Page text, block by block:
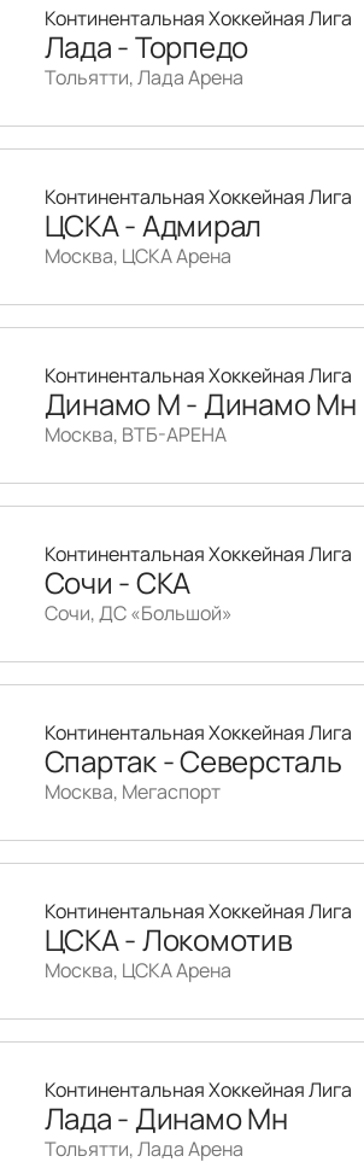
Континентальная Хоккейная Лига
Лада - Торпедо
Тольятти, Лада Арена
Континентальная Хоккейная Лига
ЦСКА - Адмирал
Москва, ЦСКА Арена
Континентальная Хоккейная Лига
Динамо М - Динамо Мн
Москва, ВТБ-АРЕНА
Континентальная Хоккейная Лига
Сочи - СКА
Сочи, ДС «Большой»
Континентальная Хоккейная Лига
Спартак - Северсталь
Москва, Мегаспорт
Континентальная Хоккейная Лига
ЦСКА - Локомотив
Москва, ЦСКА Арена
Континентальная Хоккейная Лига
Лада - Динамо Мн
Тольятти, Лада Арена